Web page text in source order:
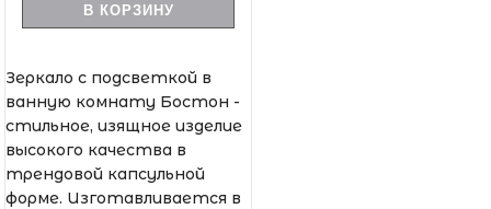
В КОРЗИНУ
Зеркало с подсветкой в
ванную комнату Бостон -
стильное, изящное изделие
высокого качества в
трендовой капсульной
форме. Изготавливается в